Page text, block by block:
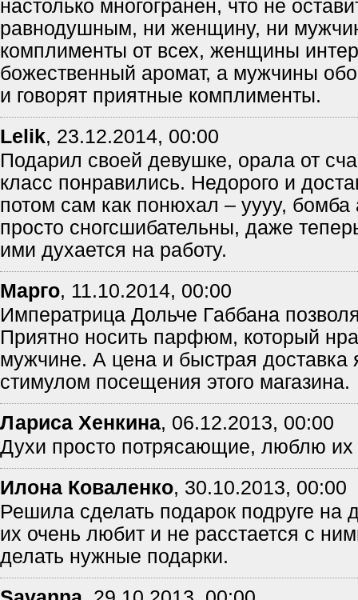
настолько многогранен, что не
равнодушным, ни женщину, ни
комплименты от всех, женщины
божественный аромат, а мужчины
и говорят приятные комплименты.
Lelik, 23.12.2014, 00:00
Подарил своей девушке, орала от
класс понравились. Недорого и
потом сам как понюхал – уууу, бомба
просто сногсшибательны, даже
ими духается на работу.
Марго, 11.10.2014, 00:00
Императрица Дольче Габбана
Приятно носить парфюм, который
мужчине. А цена и быстрая
стимулом посещения этого магазина.
Лариса Хенкина, 06.12.2013, 00:00
Духи просто потрясающие, люблю их
Илона Коваленко, 30.10.2013, 00:00
Решила сделать подарок подруге на
их очень любит и не расстается с
делать нужные подарки.